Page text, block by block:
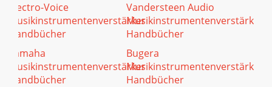
Electro-Voice
Musikinstrumentenverstärker
Handbücher
Yamaha
Musikinstrumentenverstärker
Handbücher
Vandersteen Audio
Musikinstrumentenverstärker
Handbücher
Bugera
Musikinstrumentenverstärker
Handbücher